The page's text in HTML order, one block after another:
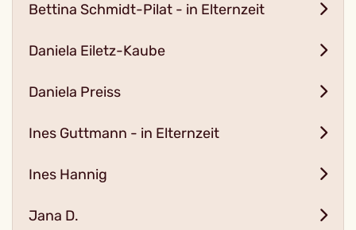
Bettina Schmidt-Pilat - in Elternzeit
Daniela Eiletz-Kaube
Daniela Preiss
Ines Guttmann - in Elternzeit
Ines Hannig
Jana D.